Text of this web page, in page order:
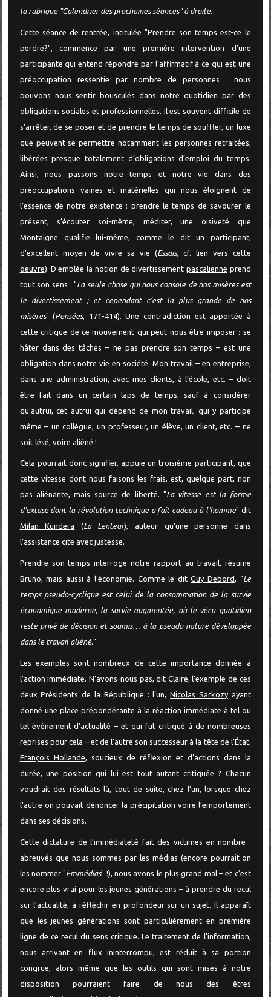
la rubrique "Calendrier des prochaines séances" à droite.
Cette séance de rentrée, intitulée "Prendre son temps est-ce le
perdre?", commence par une première intervention d’une
participante qui entend répondre par l’affirmatif à ce qui est une
préoccupation ressentie par nombre de personnes : nous
pouvons nous sentir bousculés dans notre quotidien par des
obligations sociales et professionnelles. Il est souvent difficile de
s’arrêter, de se poser et de prendre le temps de souffler, un luxe
que peuvent se permettre notamment les personnes retraitées,
libérées presque totalement d’obligations d’emploi du temps.
Ainsi, nous passons notre temps et notre vie dans des
préoccupations vaines et matérielles qui nous éloignent de
l’essence de notre existence : prendre le temps de savourer le
présent, s’écouter soi-même, méditer, une oisiveté que
Montaigne qualifie lui-même, comme le dit un participant,
d’excellent moyen de vivre sa vie (Essais, cf. lien vers cette
oeuvre). D’emblée la notion de divertissement pascalienne prend
tout son sens : "La seule chose qui nous console de nos misères est
le divertissement ; et cependant c’est la plus grande de nos
misères" (Pensées, 171-414). Une contradiction est apportée à
cette critique de ce mouvement qui peut nous être imposer : se
hâter dans des tâches – ne pas prendre son temps – est une
obligation dans notre vie en société. Mon travail – en entreprise,
dans une administration, avec mes clients, à l’école, etc. – doit
être fait dans un certain laps de temps, sauf à considérer
qu’autrui, cet autrui qui dépend de mon travail, qui y participe
même – un collègue, un professeur, un élève, un client, etc. – ne
soit lésé, voire aliéné !
Cela pourrait donc signifier, appuie un troisième participant, que
cette vitesse dont nous faisons les frais, est, quelque part, non
pas aliénante, mais source de liberté. "La vitesse est la forme
d'extase dont la révolution technique a fait cadeau à l'homme" dit
Milan Kundera (La Lenteur), auteur qu’une personne dans
l’assistance cite avec justesse.
Prendre son temps interroge notre rapport au travail, résume
Bruno, mais aussi à l’économie. Comme le ditGuy Debord, "Le
temps pseudo-cyclique est celui de la consommation de la survie
économique moderne, la survie augmentée, où le vécu quotidien
reste privé de décision et soumis… à la pseudo-nature développée
dans le travail aliéné."
Les exemples sont nombreux de cette importance donnée à
l’action immédiate. N’avons-nous pas, dit Claire, l’exemple de ces
deux Présidents de la République : l’un,Nicolas Sarkozyayant
donné une place prépondérante à la réaction immédiate à tel ou
tel événement d’actualité – et qui fut critiqué à de nombreuses
reprises pour cela – et de l’autre son successeur à la tête de l’État,
François Hollande, soucieux de réflexion et d’actions dans la
durée, une position qui lui est tout autant critiquée ? Chacun
voudrait des résultats là, tout de suite, chez l’un, lorsque chez
l’autre on pouvait dénoncer la précipitation voire l’emportement
dans ses décisions.
Cette dictature de l’immédiateté fait des victimes en nombre :
abreuvés que nous sommes par les médias (encore pourrait-on
les nommer "i-mmédias" !), nous avons le plus grand mal – et c’est
encore plus vrai pour les jeunes générations – à prendre du recul
sur l’actualité, à réfléchir en profondeur sur un sujet. Il apparaît
que les jeunes générations sont particulièrement en première
ligne de ce recul du sens critique. Le traitement de l’information,
nous arrivant en flux ininterrompu, est réduit à sa portion
congrue, alors même que les outils qui sont mises à notre
disposition pourraient faire de nous des êtres